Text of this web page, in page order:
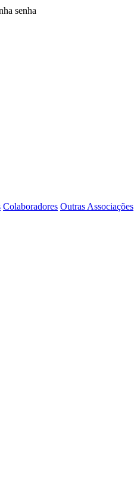
senha
Colaboradores Outras Associações